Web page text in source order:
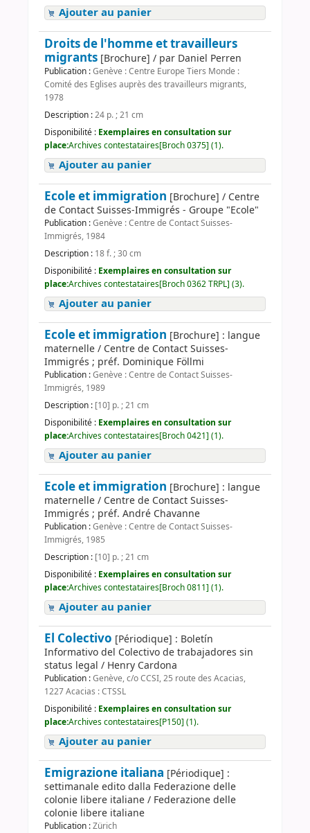
Ajouter au panier
Droits de l'homme et travailleurs
migrants [Brochure] / par Daniel Perren
Publication :Genève : Centre Europe Tiers Monde :
Comité des Eglises auprès des travailleurs migrants,
1978
Description :24 p. ; 21 cm
Disponibilité : Exemplaires en consultation sur
place:Archives contestataires[Broch 0375] (1).
Ajouter au panier
Ecole et immigration [Brochure] / Centre
de Contact Suisses-Immigrés - Groupe "Ecole"
Publication :Genève : Centre de Contact Suisses-
Immigrés, 1984
Description : 18 f. ; 30 cm
Disponibilité : Exemplaires en consultation sur
place:Archives contestataires[Broch 0362 TRPL] (3).
Ajouter au panier
Ecole et immigration [Brochure] : langue
maternelle / Centre de Contact Suisses-
Immigrés ; préf. Dominique Föllmi
Publication :Genève : Centre de Contact Suisses-
Immigrés, 1989
Description : [10] p. ; 21 cm
Disponibilité : Exemplaires en consultation sur
place:Archives contestataires[Broch 0421] (1).
Ajouter au panier
Ecole et immigration [Brochure] : langue
maternelle / Centre de Contact Suisses-
Immigrés ; préf. André Chavanne
Publication :Genève : Centre de Contact Suisses-
Immigrés, 1985
Description : [10] p. ; 21 cm
Disponibilité : Exemplaires en consultation sur
place:Archives contestataires[Broch 0811] (1).
Ajouter au panier
El Colectivo [Périodique] : Boletín
Informativo del Colectivo de trabajadores sin
status legal / Henry Cardona
Publication :Genève, c/o CCSI, 25 route des Acacias,
1227 Acacias : CTSSL
Disponibilité : Exemplaires en consultation sur
place:Archives contestataires[P150] (1).
Ajouter au panier
Emigrazione italiana [Périodique] :
settimanale edito dalla Federazione delle
colonie libere italiane / Federazione delle
colonie libere italiane
Publication :Zürich